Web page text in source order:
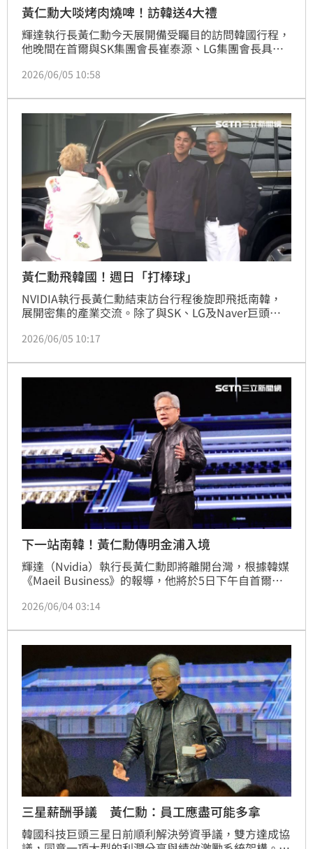
黃仁勳大啖烤肉燒啤！訪韓送4大禮
輝達執行長黃仁勳今天展開備受矚目的訪問韓國行程，
他晚間在首爾與SK集團會長崔泰源、LG集團會長具光
場聚集大批希望一睹黃仁勳風采的民眾。
2026/06/05 10:58
黃仁勳飛韓國！週日「打棒球」
NVIDIA執行長黃仁勳結束訪台行程後旋即飛抵南韓，
展開密集的產業交流。除了與SK、LG及Naver巨頭進
賓，並與斗山集團討論實體AI合作。隨後將造訪現代汽
仁勳此行旨在深度整合南韓科技生態系，從運動場到企
業總部，展現NVIDIA擴張AI版圖的決心，並以親民外
交手段強化與韓企的戰略合作。
2026/06/05 10:17
下一站南韓！黃仁勳傳明金浦入境
輝達（Nvidia）執行長黃仁勳即將離開台灣，根據韓媒
《Maeil Business》的報導，他將於5日下午自首爾金
韓的企業巨頭會面，也會造訪遊戲、人工智慧（AI）機
2026/06/04 03:14
三星薪酬爭議 黃仁勳：員工應盡可能多拿
韓國科技巨頭三星日前順利解決勞資爭議，雙方達成協